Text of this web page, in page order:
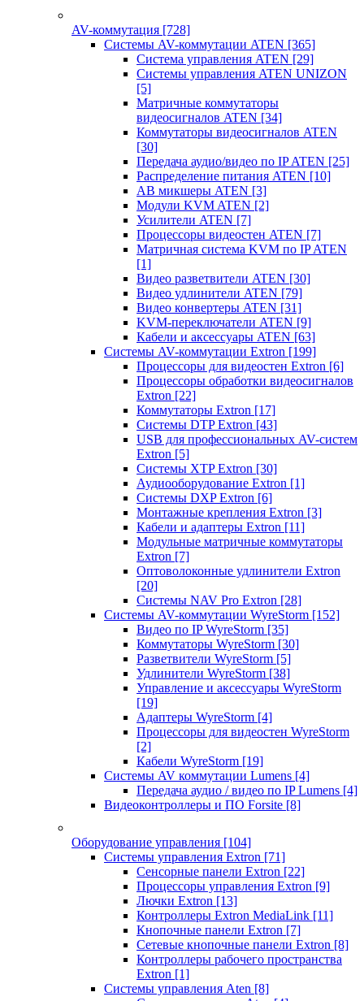
AV-коммутация [728]
Системы AV-коммутации ATEN [365]
Система управления ATEN [29]
Системы управления ATEN UNIZON
[5]
Матричные коммутаторы
видеосигналов ATEN [34]
Коммутаторы видеосигналов ATEN
[30]
Передача аудио/видео по IP ATEN [25]
Распределение питания ATEN [10]
АВ микшеры ATEN [3]
Модули KVM ATEN [2]
Усилители ATEN [7]
Процессоры видеостен ATEN [7]
Матричная система KVM по IP ATEN
[1]
Видео разветвители ATEN [30]
Видео удлинители ATEN [79]
Видео конвертеры ATEN [31]
KVM-переключатели ATEN [9]
Кабели и аксессуары ATEN [63]
Системы AV-коммутации Extron [199]
Процессоры для видеостен Extron [6]
Процессоры обработки видеосигналов
Extron [22]
Коммутаторы Extron [17]
Системы DTP Extron [43]
USB для профессиональных AV-систем
Extron [5]
Системы XTP Extron [30]
Аудиооборудование Extron [1]
Системы DXP Extron [6]
Монтажные крепления Extron [3]
Кабели и адаптеры Extron [11]
Модульные матричные коммутаторы
Extron [7]
Оптоволоконные удлинители Extron
[20]
Системы NAV Pro Extron [28]
Системы AV-коммутации WyreStorm [152]
Видео по IP WyreStorm [35]
Коммутаторы WyreStorm [30]
Разветвители WyreStorm [5]
Удлинители WyreStorm [38]
Управление и аксессуары WyreStorm
[19]
Адаптеры WyreStorm [4]
Процессоры для видеостен WyreStorm
[2]
Кабели WyreStorm [19]
Системы AV коммутации Lumens [4]
Передача аудио / видео по IP Lumens [4]
Видеоконтроллеры и ПО Forsite [8]
Оборудование управления [104]
Системы управления Extron [71]
Сенсорные панели Extron [22]
Процессоры управления Extron [9]
Лючки Extron [13]
Контроллеры Extron MediaLink [11]
Кнопочные панели Extron [7]
Сетевые кнопочные панели Extron [8]
Контроллеры рабочего пространства
Extron [1]
Системы управления Aten [8]